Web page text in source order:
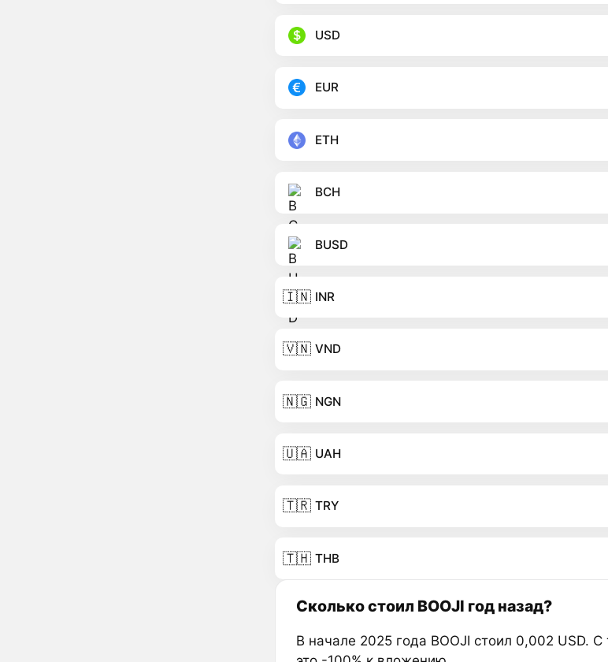
USD
EUR
ETH
BCH
BUSD
🇮🇳 INR
🇻🇳 VND
🇳🇬 NGN
🇺🇦 UAH
🇹🇷 TRY
🇹🇭 THB
Сколько стоил BOOJI год назад?
В начале 2025 года BOOJI стоил 0,002 USD.